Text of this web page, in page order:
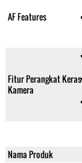
AF Features
Fitur Perangkat Keras
Kamera
Nama Produk